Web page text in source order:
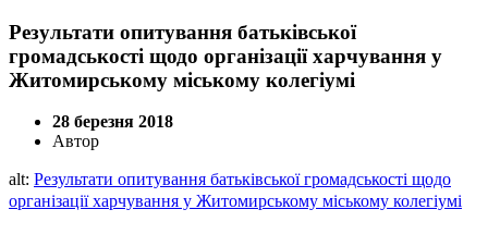
Результати опитування батьківської
громадськості щодо організації харчування у
Житомирському міському колегіумі
28 березня 2018
Автор
alt: Результати опитування батьківської громадськості щодо
організації харчування у Житомирському міському колегіумі